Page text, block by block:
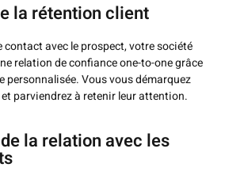
la rétention client
contact avec le prospect, votre société
relation de confiance one-to-one grâce
personnalisée. Vous vous démarquez
parviendrez à retenir leur attention.
la relation avec les